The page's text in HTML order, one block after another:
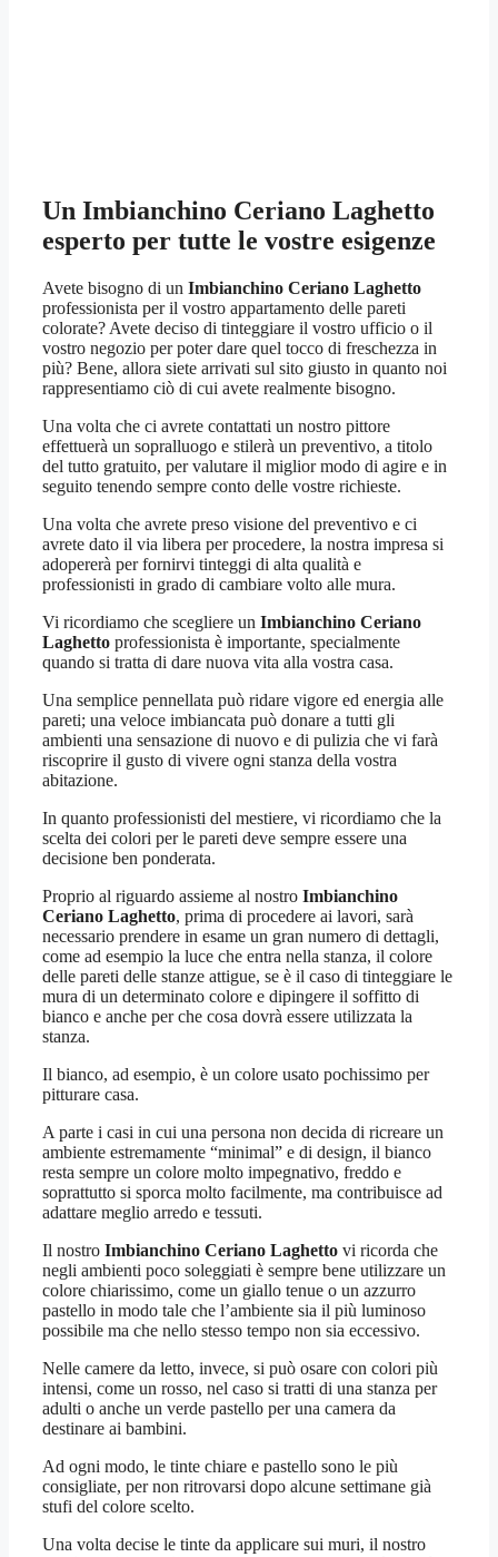
Un Imbianchino Ceriano Laghetto
esperto per tutte le vostre esigenze
Avete bisogno di un Imbianchino Ceriano Laghetto
professionista per il vostro appartamento delle pareti
colorate? Avete deciso di tinteggiare il vostro ufficio o il
vostro negozio per poter dare quel tocco di freschezza in
più? Bene, allora siete arrivati sul sito giusto in quanto noi
rappresentiamo ciò di cui avete realmente bisogno.
Una volta che ci avrete contattati un nostro pittore
effettuerà un sopralluogo e stilerà un preventivo, a titolo
del tutto gratuito, per valutare il miglior modo di agire e in
seguito tenendo sempre conto delle vostre richieste.
Una volta che avrete preso visione del preventivo e ci
avrete dato il via libera per procedere, la nostra impresa si
adopererà per fornirvi tinteggi di alta qualità e
professionisti in grado di cambiare volto alle mura.
Vi ricordiamo che scegliere un Imbianchino Ceriano
Laghetto professionista è importante, specialmente
quando si tratta di dare nuova vita alla vostra casa.
Una semplice pennellata può ridare vigore ed energia alle
pareti; una veloce imbiancata può donare a tutti gli
ambienti una sensazione di nuovo e di pulizia che vi farà
riscoprire il gusto di vivere ogni stanza della vostra
abitazione.
In quanto professionisti del mestiere, vi ricordiamo che la
scelta dei colori per le pareti deve sempre essere una
decisione ben ponderata.
Proprio al riguardo assieme al nostro Imbianchino
Ceriano Laghetto, prima di procedere ai lavori, sarà
necessario prendere in esame un gran numero di dettagli,
come ad esempio la luce che entra nella stanza, il colore
delle pareti delle stanze attigue, se è il caso di tinteggiare le
mura di un determinato colore e dipingere il soffitto di
bianco e anche per che cosa dovrà essere utilizzata la
stanza.
Il bianco, ad esempio, è un colore usato pochissimo per
pitturare casa.
A parte i casi in cui una persona non decida di ricreare un
ambiente estremamente “minimal” e di design, il bianco
resta sempre un colore molto impegnativo, freddo e
soprattutto si sporca molto facilmente, ma contribuisce ad
adattare meglio arredo e tessuti.
Il nostro Imbianchino Ceriano Laghetto vi ricorda che
negli ambienti poco soleggiati è sempre bene utilizzare un
colore chiarissimo, come un giallo tenue o un azzurro
pastello in modo tale che l’ambiente sia il più luminoso
possibile ma che nello stesso tempo non sia eccessivo.
Nelle camere da letto, invece, si può osare con colori più
intensi, come un rosso, nel caso si tratti di una stanza per
adulti o anche un verde pastello per una camera da
destinare ai bambini.
Ad ogni modo, le tinte chiare e pastello sono le più
consigliate, per non ritrovarsi dopo alcune settimane già
stufi del colore scelto.
Una volta decise le tinte da applicare sui muri, il nostro